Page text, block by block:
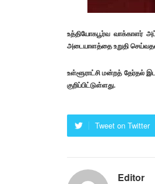
உத்தியோகபூர்வ வாக்காளர்
அடையாளத்தை உறுதி
உள்ளூராட்சி மன்றத் தேர்தல்
குறிப்பிட்டுள்ளது.
Tweet on Twitter
Editor